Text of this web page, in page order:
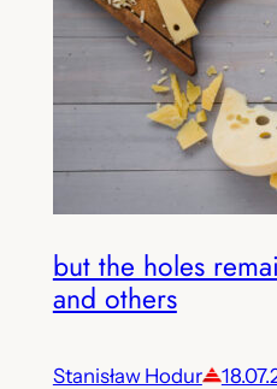
but the holes
and others
Stanisław Hodur